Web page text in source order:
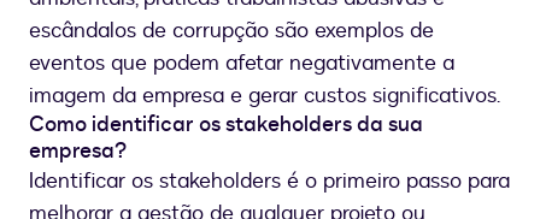
escândalos de corrupção são exemplos de
eventos que podem afetar negativamente a
imagem da empresa e gerar custos significativos.
Como identificar os stakeholders da sua
empresa?
Identificar os stakeholders é o primeiro passo para